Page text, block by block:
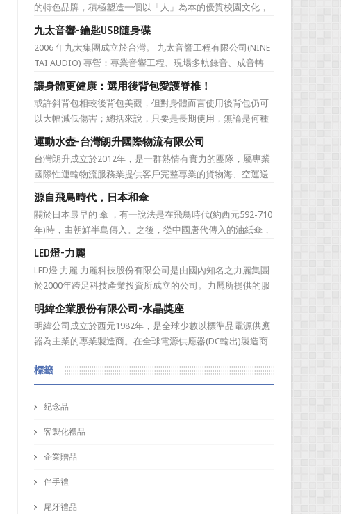
容乃大的寓意，適合做...
的特色品牌，積極塑造一個以「人」為本的優質校園文化，
並營造「樂在其中」的工作氛圍，務求成為莘莘學子嚮往，
優秀人才聚集，校友引以為傲，社會高度認同的國際知名一
流大學。 中山大學圖書館圖書與資訊處訂製了 糖果色多層搭
扣文件夾 和 ...
九太音響-鑰匙USB隨身碟
2006 年九太集團成立於台灣。 九太音響工程有限公司(NINE
TAI AUDIO) 專營：專業音響工程、現場多軌錄音、成音轉
播、音響樂器租賃、工程製作、器材買賣。 2017年，九太企
業滿十週年了！為慶祝九太音響成立十週年，九太音響向 採
購易客製化禮品公司 訂購了一款 鑰匙...
讓身體更健康：選用後背包愛護脊椎！
或許斜背包相較後背包美觀，但對身體而言使用後背包仍可
以大幅減低傷害；總括來說，只要是長期使用，無論是何種
背包都會對身體造成一定傷害：背包過重或錯誤的背負姿
勢、先天促量的產品設計等因素都有可能造成使用時的隱性
傷害！ 但若現在開始採用對身體較為輕鬆的後背包即可早日
拯救身體的脊椎。可將...
運動水壺-台灣朗升國際物流有限公司
台灣朗升成立於2012年，是一群熱情有實力的團隊，屬專業
國際性運輸物流服務業提供客戶完整專業的貨物海、空運送
服務。服務網遍及全球。秉持”我們用心、 客戶放心”的經營
理念，提供專業、負責、安全、便捷及熱忱的優良服務品
質。多樣式的服務項目滿足您全球化擴展商機的腳步，並可
依客戶之需求提...
源自飛鳥時代，日本和傘
關於日本最早的 傘 ，有一說法是在飛鳥時代(約西元592-710
年)時，由朝鮮半島傳入。之後，從中國唐代傳入的油紙傘，
也稱為唐傘，由於日本以前是由大和國所統一，故稱大和民
族，也因此稱傘為「和傘」。和傘直到江戶時代前，都是做
為佛教儀式法器，到了江戶時代，和傘才在民間普及並當成
雨具使...
LED燈-力麗
LED燈 力麗 力麗科技股份有限公司是由國內知名之力麗集團
於2000年跨足科技產業投資所成立的公司。力麗所提供的服
務有：軟體開發、協助企業補助計畫、資安產品代理、資訊
整合服務、解抉方案、資訊安全、儲存系統，網路規劃等加
值服務！ 作為科技公司，訂購禮品又怎能普普通...
明緯企業股份有限公司-水晶獎座
明緯公司成立於西元1982年，是全球少數以標準品電源供應
器為主業的專業製造商。在全球電源供應器(DC輸出)製造商
要營收來源，而明緯99%營收來自標準電源，是以自有品牌-
MEAN WELL為主要經營策略的電源廠商。明緯自創立...
標籤
紀念品
客製化禮品
企業贈品
伴手禮
尾牙禮品